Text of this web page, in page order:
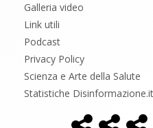
Galleria video
Link utili
Podcast
Privacy Policy
Scienza e Arte della Salute
Statistiche Disinformazione.it
Menù
Home